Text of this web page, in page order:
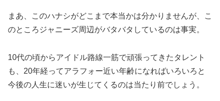
まあ、このハナシがどこまで本当かは分かりませんが、こ
のところジャニーズ周辺がバタバタしているのは事実。
10代の頃からアイドル路線一筋で頑張ってきたタレント
も、20年経ってアラフォー近い年齢になればいろいろと
今後の人生に迷いが生じてくるのは当たり前でしょう。